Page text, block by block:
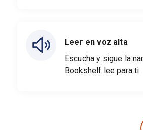
Leer en voz alta
Escucha y sigue la
Bookshelf lee para ti